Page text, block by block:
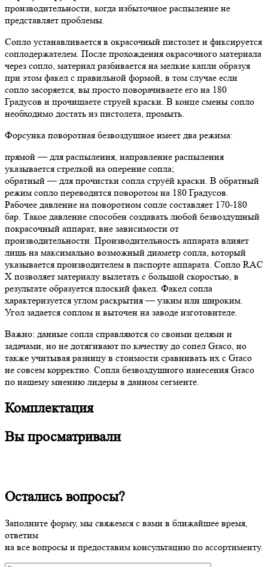
производительности, когда избыточное распыление не
представляет проблемы.
Сопло устанавливается в окрасочный пистолет и фиксируется
соплодержателем. После прохождения окрасочного материала
через сопло, материал разбивается на мелкие капли образуя
при этом факел с правильной формой, в том случае если
сопло засоряется, вы просто поворачиваете его на 180
Градусов и прочищаете струей краски. В конце смены сопло
необходимо достать из пистолета, промыть.
Форсунка поворотная безвоздушное имеет два режима:
прямой — для распыления, направление распыления
указывается стрелкой на оперение сопла;
обратный — для прочистки сопла струёй краски. В обратный
режим сопло переводится поворотом на 180 Градусов.
Рабочее давление на поворотном сопле составляет 170-180
бар. Такое давление способен создавать любой безвоздушный
покрасочный аппарат, вне зависимости от
производительности. Производительность аппарата влияет
лишь на максимально возможный диаметр сопла, который
указывается производителем в паспорте аппарата. Сопло RAC
X позволяет материалу вылетать с большой скоростью, в
результате образуется плоский факел. Факел сопла
характеризуется углом раскрытия — узким или широким.
Угол задается соплом и выточен на заводе изготовителе.
Важно: данные сопла справляются со своими целями и
задачами, но не дотягивают по качеству до сопел Graco, но
также учитывая разницу в стоимости сравнивать их с Graco
не совсем корректно. Сопла безвоздушного нанесения Graco
по нашему мнению лидеры в данном сегменте.
Комплектация
Вы просматривали
Остались вопросы?
Заполните форму, мы свяжемся с вами в ближайшее время,
ответим
на все вопросы и предоставим консультацию по ассортименту.